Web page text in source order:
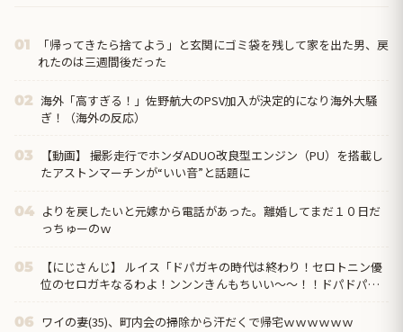
01
「帰ってきたら捨てよう」と玄関にゴミ袋を残して家を出た男、戻
れたのは三週間後だった
02 海外「高すぎる！」佐野航大のPSV加入が決定的になり海外大騒
ぎ！（海外の反応）
03
【動画】 撮影走行でホンダADUO改良型エンジン（PU）を搭載し
たアストンマーチンが“いい音”と話題に
04 よりを戻したいと元嫁から電話があった。離婚してまだ１０日だ
っちゅーのｗ
05
【にじさんじ】 ルイス「ドパガキの時代は終わり！セロトニン優
位のセロガキなるわよ！ンンンきんもちいい〜〜！！ドパドパド
06 ワイの妻(35)、町内会の掃除から汗だくで帰宅ｗｗｗｗｗｗ